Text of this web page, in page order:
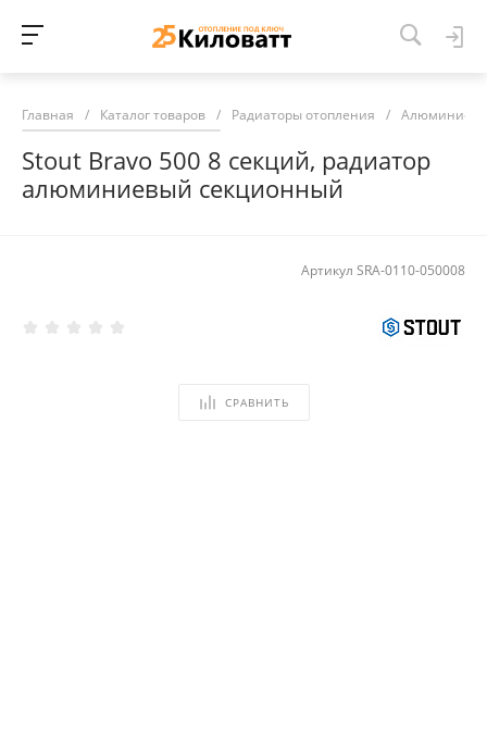
Главная / Каталог товаров / Радиаторы отопления /
Stout Bravo 500 8 секций, радиатор
алюминиевый секционный
Артикул SRA-0110-050008
СРАВНИТЬ